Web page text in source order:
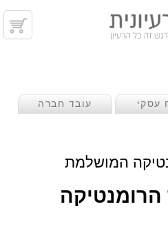
עסקי עובד חברה
המושלמת
הרומנטיקה